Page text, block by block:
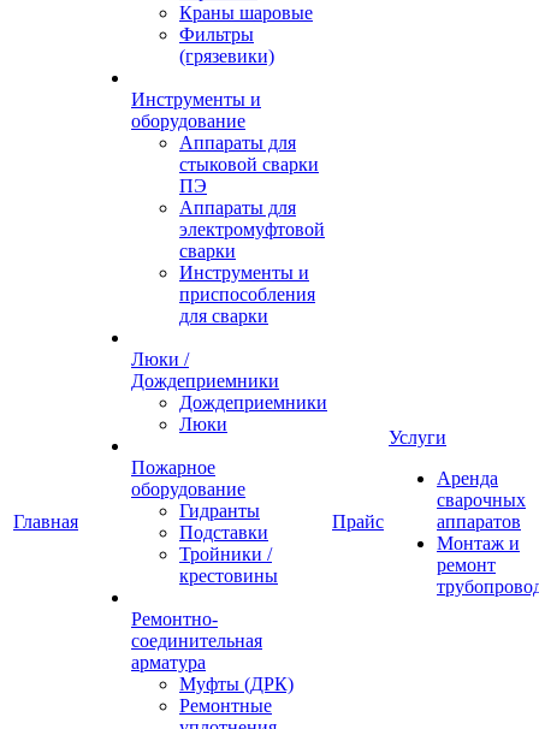
Главная
Краны шаровые
Фильтры
(грязевики)
Инструменты и
оборудование
Аппараты для
стыковой сварки
ПЭ
Аппараты для
электромуфтовой
сварки
Инструменты и
приспособления
для сварки
Люки /
Дождеприемники
Дождеприемники
Люки
Пожарное
оборудование
Гидранты
Подставки
Тройники /
крестовины
Ремонтно-
соединительная
арматура
Муфты (ДРК)
Ремонтные
Прайс
Услуги
Аренда
сварочных
аппаратов
Монтаж и
ремонт